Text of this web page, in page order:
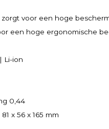
voor een hoge
een hoge ergonomische
Li-ion
0,44
x 56 x 165 mm